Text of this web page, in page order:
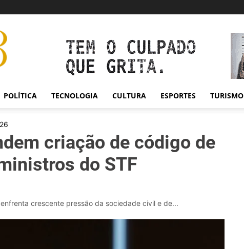
POLÍTICA TECNOLOGIA CULTURA ESPORTES TURISMO
criação de código de
do STF
crescente pressão da sociedade civil e de...